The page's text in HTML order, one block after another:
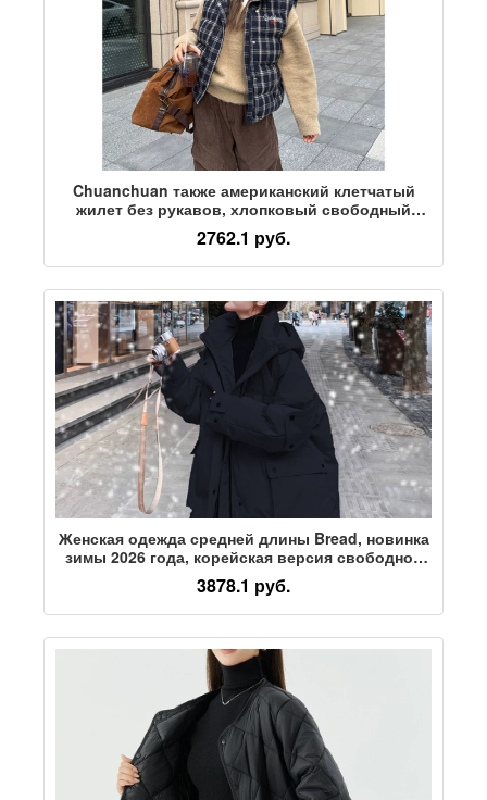
Chuanchuan также американский клетчатый
жилет без рукавов, хлопковый свободный
осенне-зимний новый стиль, мужские и женские
ретро-куртки с набивным рисунком, трендовые
топы
2762.1 руб.
Женская одежда средней длины Bread, новинка
зимы 2026 года, корейская версия свободной
универсальной пуховой куртки с хлопковой
подкладкой, трендовая студенческая куртка с
хлопковой подкладкой
3878.1 руб.